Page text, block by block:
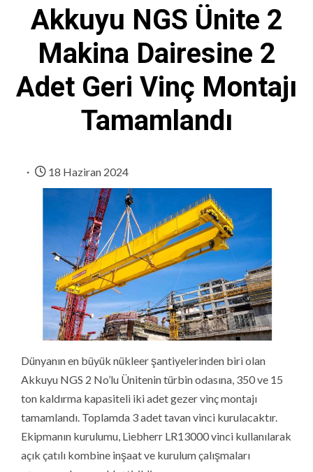
Akkuyu NGS Ünite 2
Makina Dairesine 2
Adet Geri Vinç Montajı
Tamamlandı
18 Haziran 2024
Dünyanın en büyük nükleer şantiyelerinden biri olan
Akkuyu NGS 2 No’lu Ünitenin türbin odasına, 350 ve 15
ton kaldırma kapasiteli iki adet gezer vinç montajı
tamamlandı. Toplamda 3 adet tavan vinci kurulacaktır.
Ekipmanın kurulumu, Liebherr LR13000 vinci kullanılarak
açık çatılı kombine inşaat ve kurulum çalışmaları